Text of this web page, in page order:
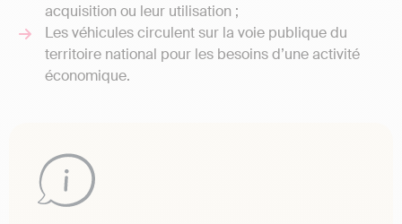
acquisition ou leur utilisation ;
Les véhicules circulent sur la voie publique du
territoire national pour les besoins d’une activité
économique.